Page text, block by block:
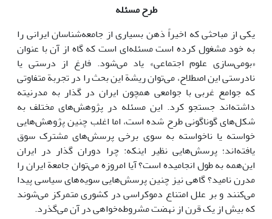
طرح مسئله
یکی از مباحثی که اخیراً ذهن بسیاری از جامعه‌شناسان ایرانی را
به خود مشغول کرده است مسئله‌ای است که گاه از آن با عنوان
«بومی‌سازی علوم اجتماعی» یاد می‌شود. فارغ از درستی یا
نادرستی این اصطلاح، می‌توان ریشة این بحث را در تجربة متفاوتی
که جوامع غربی با جوامعی همچون ایران در گذار به مدرنیته
داشته‌اند جستجو کرد. این مسئله در پژوهش‌های مختلف به
شکل‌های گوناگونی طرح شده است، اما اغلب چنین پژوهش‌هایی
خواسته یا ناخواسته به سوی برخی پرسش‌های مشترک سوق
یافته‌اند؛ پرسش‌هایی نظیر اینکه: چرا دوران گذار در ایران
این‌همه به طول انجامیده است؟ آیا امروزه می‌توان جامعة ایران را
مدرن نامید؟ گاهی نیز چنین پرسش‌هایی سویه‌های سیاسی پیدا
می‌کنند و بر علل امتناع دموکراسی در کشوری متمرکز می‌شوند
که بیش از یک قرن از نهضت مشروطه‌خواهی در آن می‌گذرد.